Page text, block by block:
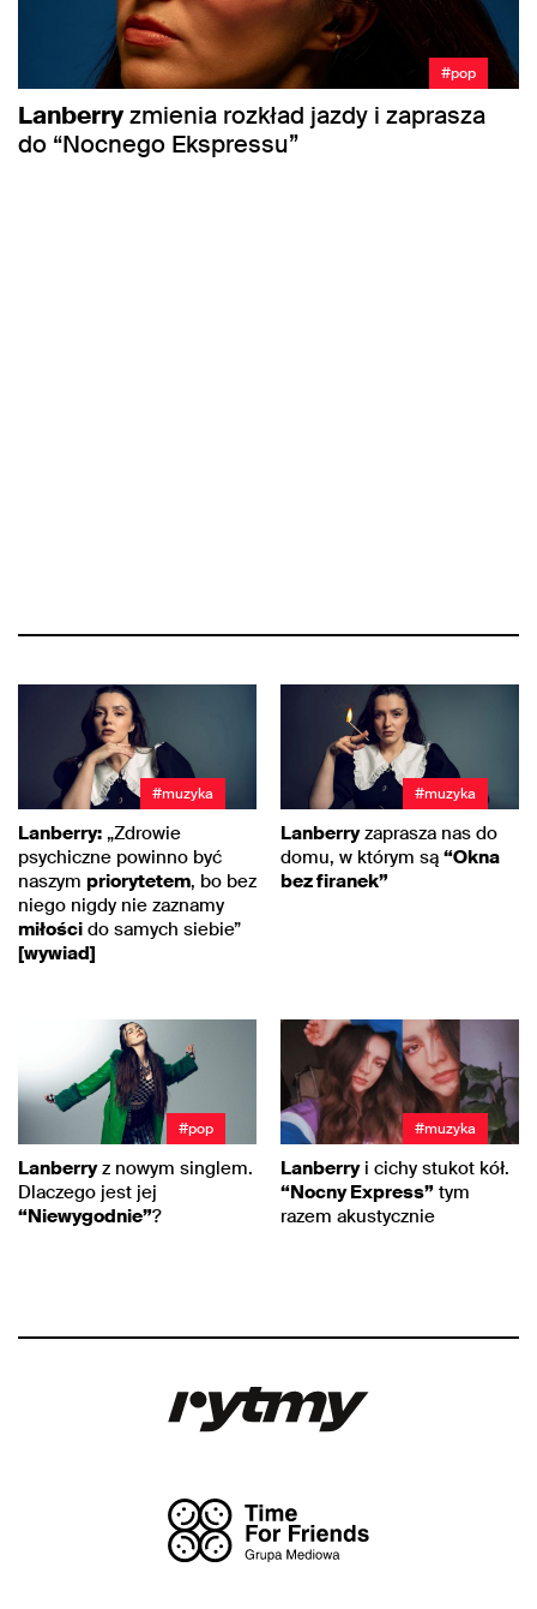
#pop
Lanberryzmienia rozkład jazdy i zaprasza
do “Nocnego Ekspressu”
#muzyka
Lanberry: „Zdrowie
psychiczne powinno być
naszym priorytetem, bo bez
niego nigdy nie zaznamy
miłości do samych siebie”
[wywiad]
#muzyka
Lanberryzaprasza nas do
domu, w którym są “Okna
bez firanek”
#pop
Lanberryz nowym singlem.
Dlaczego jest jej
“Niewygodnie”?
#muzyka
Lanberryi cichy stukot kół.
“Nocny Express” tym
razem akustycznie